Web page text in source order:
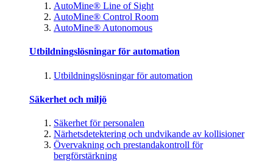
AutoMine® Line of Sight
AutoMine® Control Room
AutoMine® Autonomous
Utbildningslösningar för automation
Utbildningslösningar för automation
Säkerhet och miljö
Säkerhet för personalen
Närhetsdetektering och undvikande av kollisioner
Övervakning och prestandakontroll för
bergförstärkning